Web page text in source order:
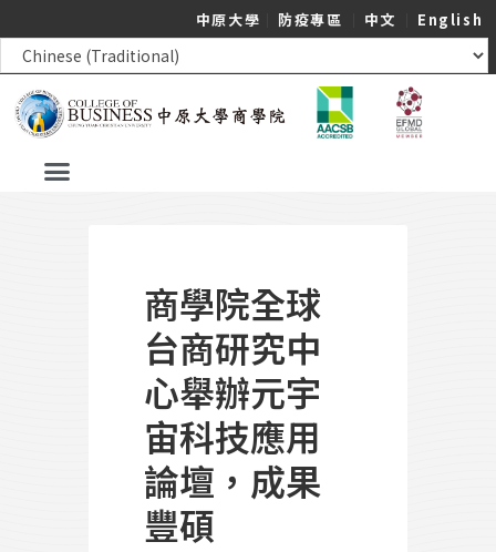
中原大學 防疫專區 中文 English
商學院全球
台商研究中
心舉辦元宇
宙科技應用
論壇，成果
豐碩